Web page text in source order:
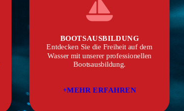
BOOTSAUSBILDUNG
Entdecken Sie die Freiheit auf dem
Wasser mit unserer professionellen
Bootsausbildung.
+MEHR ERFAHREN